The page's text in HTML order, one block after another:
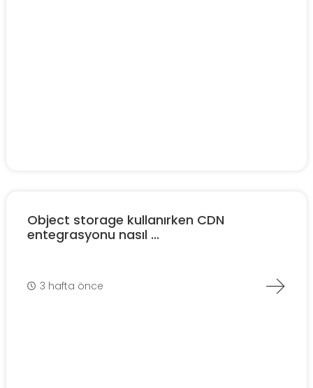
Object storage kullanırken CDN
entegrasyonu nasıl ...
3 hafta önce